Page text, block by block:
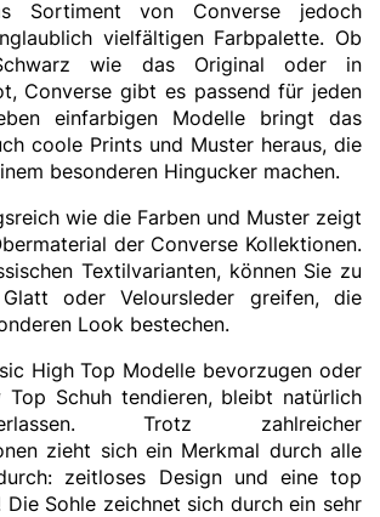
Sortiment von Converse jedoch
vielfältigen Farbpalette. Ob
wie das Original oder in
Converse gibt es passend für jeden
einfarbigen Modelle bringt das
coole Prints und Muster heraus, die
besonderen Hingucker machen.
wie die Farben und Muster zeigt
der Converse Kollektionen.
Textilvarianten, können Sie zu
oder Veloursleder greifen, die
Look bestechen.
High Top Modelle bevorzugen oder
Top Schuh tendieren, bleibt natürlich
Trotz zahlreicher
zieht sich ein Merkmal durch alle
zeitloses Design und eine top
Sohle zeichnet sich durch ein sehr